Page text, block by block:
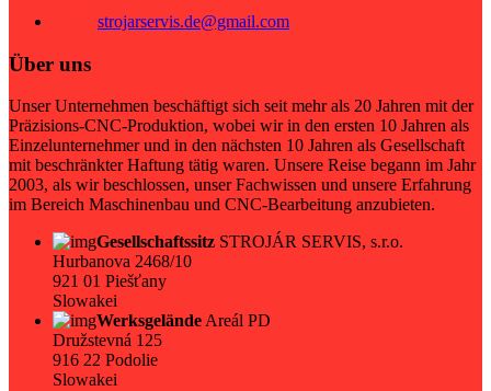
strojarservis.de@gmail.com
Über uns
Unser Unternehmen beschäftigt sich seit mehr als 20 Jahren mit der
Präzisions-CNC-Produktion, wobei wir in den ersten 10 Jahren als
Einzelunternehmer und in den nächsten 10 Jahren als Gesellschaft
mit beschränkter Haftung tätig waren. Unsere Reise begann im Jahr
2003, als wir beschlossen, unser Fachwissen und unsere Erfahrung
im Bereich Maschinenbau und CNC-Bearbeitung anzubieten.
Gesellschaftssitz STROJÁR SERVIS, s.r.o.
Hurbanova 2468/10
921 01 Piešťany
Slowakei
Werksgelände Areál PD
Družstevná 125
916 22 Podolie
Slowakei